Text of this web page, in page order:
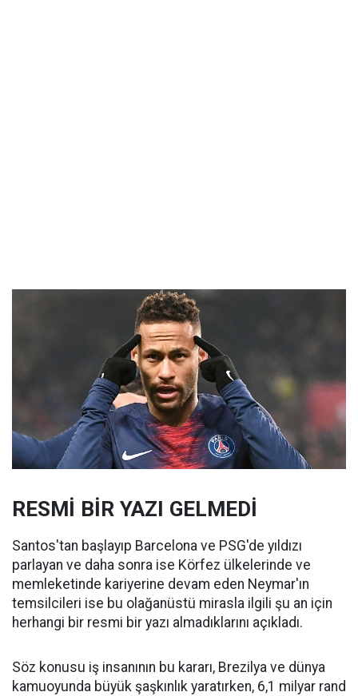
RESMİ BİR YAZI GELMEDİ
Santos'tan başlayıp Barcelona ve PSG'de yıldızı
parlayan ve daha sonra ise Körfez ülkelerinde ve
memleketinde kariyerine devam eden Neymar'ın
temsilcileri ise bu olağanüstü mirasla ilgili şu an için
herhangi bir resmi bir yazı almadıklarını açıkladı.
Söz konusu iş insanının bu kararı, Brezilya ve dünya
kamuoyunda büyük şaşkınlık yaratırken, 6,1 milyar rand